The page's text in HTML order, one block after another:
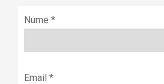
Nume *
Email *